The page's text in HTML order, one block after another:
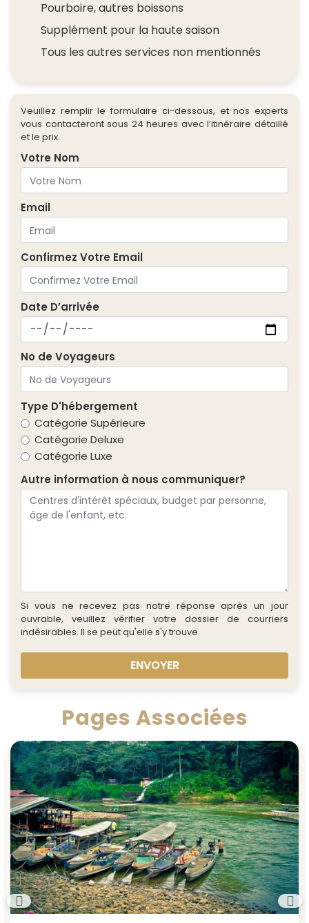
Pourboire, autres boissons
Supplément pour la haute saison
Tous les autres services non mentionnés
Veuillez remplir le formulaire ci-dessous, et nos experts
vous contacteront sous 24 heures avec l’itinéraire détaillé
et le prix.
Votre Nom
Email
Confirmez Votre Email
Date D’arrivée
No de Voyageurs
Type D'hébergement
Catégorie Supérieure
Catégorie Deluxe
Catégorie Luxe
Autre information à nous communiquer?
Si vous ne recevez pas notre réponse après un jour
ouvrable, veuillez vérifier votre dossier de courriers
indésirables. Il se peut qu'elle s'y trouve.
ENVOYER
Pages Associées